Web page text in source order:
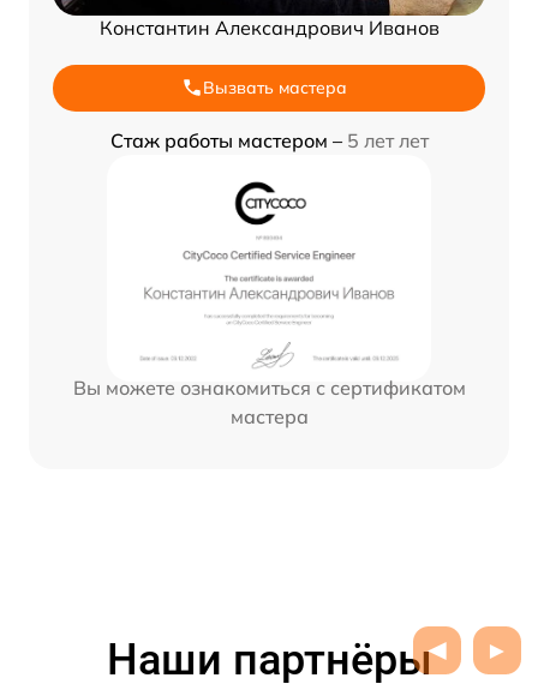
Константин Александрович Иванов
Вызвать мастера
Стаж работы мастером – 5 лет лет
Вы можете ознакомиться с сертификатом
мастера
Наши партнёры